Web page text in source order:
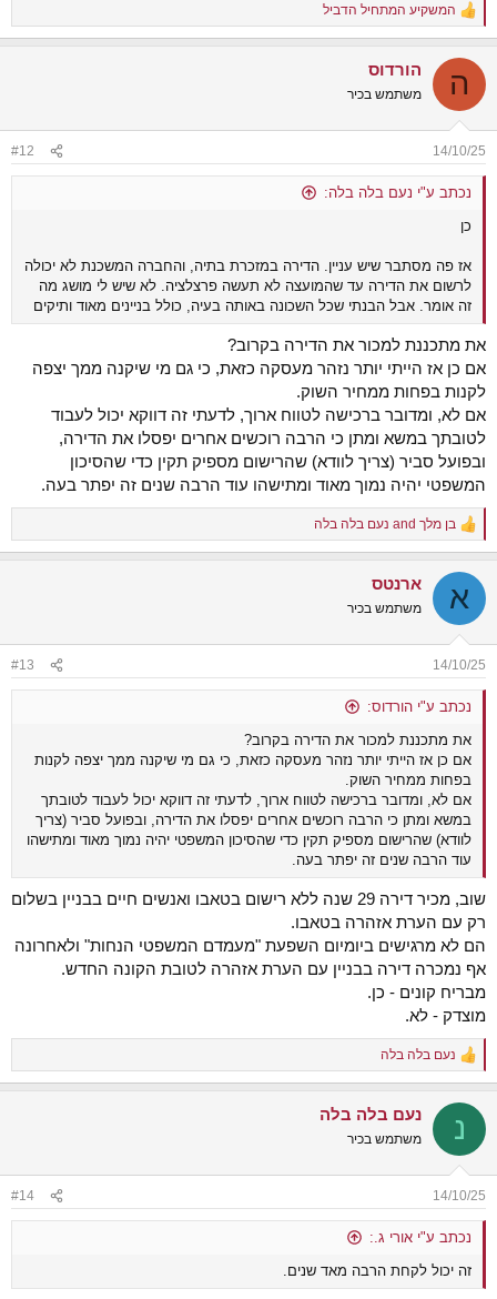
R
e
c
i
s
:
המשקיע המתחיל הדביל
ה הורדוס
משתמש בכיר
14/10/25
#12
נכתב ע"י נעם בלה בלה:
כן
אז פה מסתבר שיש עניין. הדירה במזכרת בתיה, והחברה המשכנת לא יכולה
לרשום את הדירה עד שהמועצה לא תעשה פרצלציה. לא שיש לי מושג מה
זה אומר. אבל הבנתי שכל השכונה באותה בעיה, כולל בניינים מאוד ותיקים
את מתכננת למכור את הדירה בקרוב?
אם כן אז הייתי יותר נזהר מעסקה כזאת, כי גם מי שיקנה ממך יצפה
לקנות בפחות ממחיר השוק.
אם לא, ומדובר ברכישה לטווח ארוך, לדעתי זה דווקא יכול לעבוד
לטובתך במשא ומתן כי הרבה רוכשים אחרים יפסלו את הדירה,
ובפועל סביר (צריך לוודא) שהרישום מספיק תקין כדי שהסיכון
המשפטי יהיה נמוך מאוד ומתישהו עוד הרבה שנים זה יפתר בעה.
R
e
c
i
s
:
בן מלך נעם בלה בלה
א ארנטס
משתמש בכיר
14/10/25
#13
נכתב ע"י הורדוס:
את מתכננת למכור את הדירה בקרוב?
אם כן אז הייתי יותר נזהר מעסקה כזאת, כי גם מי שיקנה ממך יצפה לקנות
בפחות ממחיר השוק.
אם לא, ומדובר ברכישה לטווח ארוך, לדעתי זה דווקא יכול לעבוד לטובתך
במשא ומתן כי הרבה רוכשים אחרים יפסלו את הדירה, ובפועל סביר (צריך
לוודא) שהרישום מספיק תקין כדי שהסיכון המשפטי יהיה נמוך מאוד ומתישהו
עוד הרבה שנים זה יפתר בעה.
שוב, מכיר דירה 29 שנה ללא רישום בטאבו ואנשים חיים בבניין בשלום
רק עם הערת אזהרה בטאבו.
הם לא מרגישים ביומיום השפעת "מעמדם המשפטי הנחות" ולאחרונה
אף נמכרה דירה בבניין עם הערת אזהרה לטובת הקונה החדש.
מבריח קונים - כן.
מוצדק - לא.
R
e
c
i
s
:
נעם בלה בלה
נ נעם בלה בלה
משתמש בכיר
14/10/25
#14
נכתב ע"י אורי ג.:
זה יכול לקחת הרבה מאד שנים.